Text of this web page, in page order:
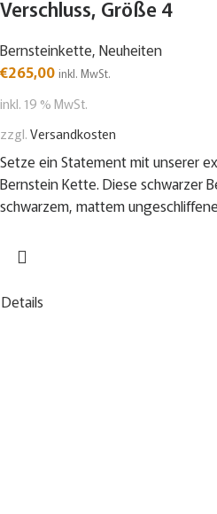
Verschluss, Größe 4
Bernsteinkette, Neuheiten
€265,00 inkl. MwSt.
inkl. 19 % MwSt.
zzgl.Versandkosten
Setze ein Statement mit unserer
Bernstein Kette. Diese schwarzer
schwarzem, mattem
Details